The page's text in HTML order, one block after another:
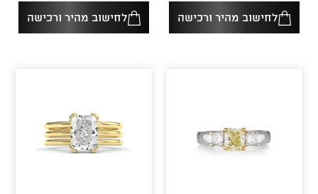
לחישוב מהיר ורכישה לחישוב מהיר ורכישה